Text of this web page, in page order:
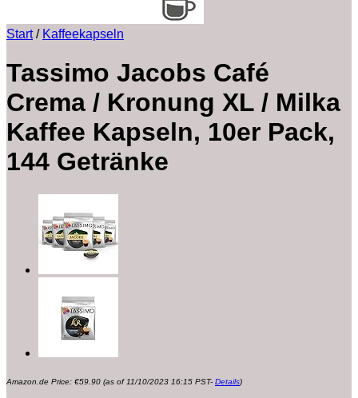
Start / Kaffeekapseln
Tassimo Jacobs Café
Crema / Kronung XL / Milka
Kaffee Kapseln, 10er Pack,
144 Getränke
Amazon.de Price: €59.90 (as of 11/10/2023 16:15 PST- Details)